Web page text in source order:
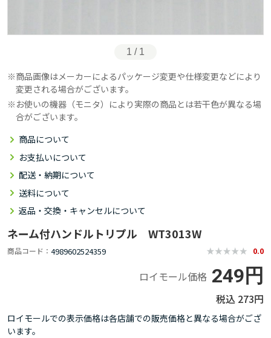
1 / 1
商品画像はメーカーによるパッケージ変更や仕様変更などにより
変更される場合がございます。
お使いの機器（モニタ）により実際の商品とは若干色が異なる場
合がございます。
商品について
お支払いについて
配送・納期について
送料について
返品・交換・キャンセルについて
ネーム付ハンドルトリプル WT3013W
商品コード 4989602524359 0.0
ロイモール価格 249円
273円
ロイモールでの表示価格は各店舗での販売価格と異なる場合がござ
います。